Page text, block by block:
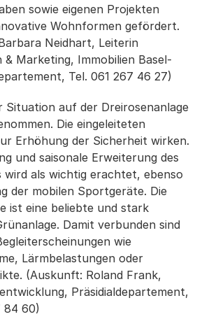
sowie eigenen Projekten
Wohnformen gefördert.
Neidhart, Leiterin
& Marketing, Immobilien Basel-
Tel. 061 267 46 27)
Situation auf der Dreirosenanlage
Die eingeleiteten
Erhöhung der Sicherheit wirken.
und saisonale Erweiterung des
wird als wichtig erachtet, ebenso
der mobilen Sportgeräte. Die
ist eine beliebte und stark
Damit verbunden sind
wie
Lärmbelastungen oder
(Auskunft: Roland Frank,
Präsidialdepartement,
84 60)